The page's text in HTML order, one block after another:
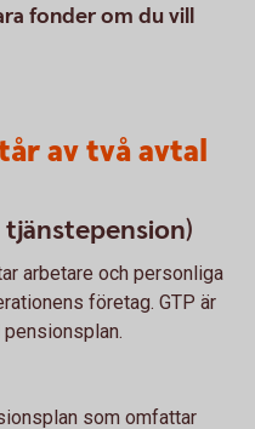
fonder om du vill
av två avtal
tjänstepension)
arbetare och personliga
företag. GTP är
som omfattar